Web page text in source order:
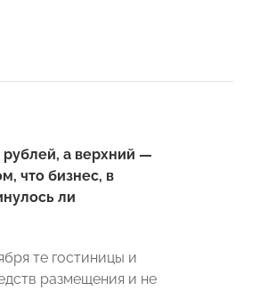
рублей, а верхний —
что бизнес, в
ли
те гостиницы и
размещения и не